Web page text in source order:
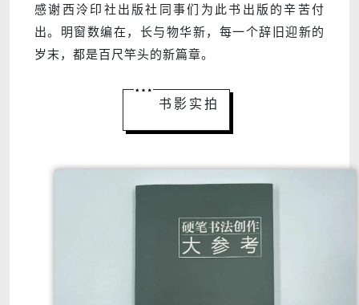
感谢西泠印社出版社同事们为此书出版的辛苦付
出。明窗数编在，长与物华新，每一个辞旧迎新的
岁末，都是百尺竿头的新篇章。
书影实拍